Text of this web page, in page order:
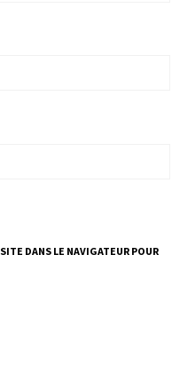
DANS LE NAVIGATEUR POUR